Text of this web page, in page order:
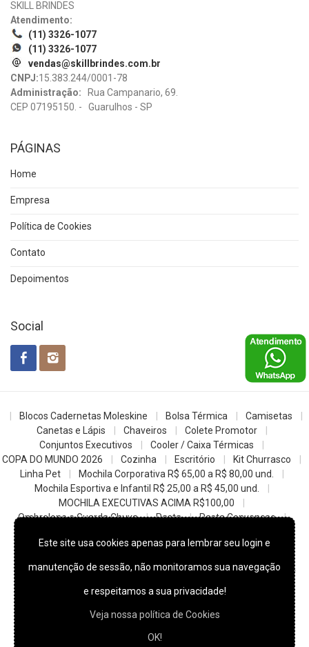
SKILL BRINDES
Atendimento:
(11) 3326-1077
(11) 3326-1077
vendas@skillbrindes.com.br
CNPJ:15.383.244/0001-78
Administração: Rua Campanario, 69.
CEP 07195150. - Guarulhos - SP
PÁGINAS
Home
Empresa
Política de Cookies
Contato
Depoimentos
Social
Blocos Cadernetas Moleskine Bolsa Térmica
Camisetas
Canetas e Lápis
Chaveiros
Colete Promotor
Conjuntos Executivos
Cooler / Caixa Térmicas
COPA DO MUNDO 2026
Cozinha Escritório
Kit Churrasco
Linha Pet
Mochila Corporativa R$ 65,00 a R$ 80,00 und.
Mochila Esportiva e Infantil R$ 25,00 a R$ 45,00 und.
MOCHILA EXECUTIVAS ACIMA R$100,00
Ombrelone e Guarda Chuva
Pasta
Pasta Convencao
z- Datas Comemorativas
© 2022Skill Brindes Promocionais -Todos os direitos reservados.
Este site usa cookies apenas para lembrar seu login e
manutenção de sessão, não monitoramos sua navegação
e respeitamos a sua privacidade!
Veja nossa política de Cookies
OK!